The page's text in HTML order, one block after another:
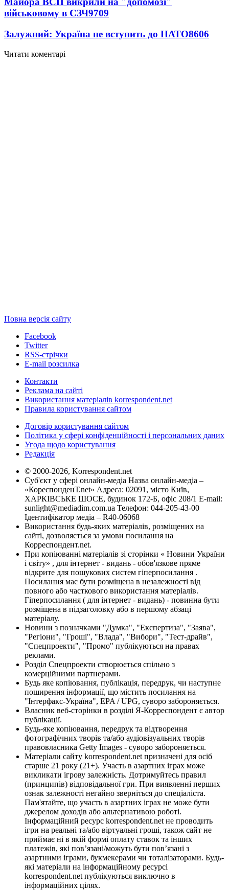
військовому в СЗЧ9709
Залужний: Україна не вступить до НАТО8606
Читати коментарі
Повна версія сайту
Facebook
Twitter
RSS-стрічки
E-mail розсилка
Контакти
Реклама на сайті
Використання матеріалів korrespondent.net
Правила користування сайтом
Договір користування сайтом
Політика у сфері конфіденційності і персональних даних
Угода щодо користування
Редакція
© 2000-2026, Korrespondent.net
Суб'єкт у сфері онлайн-медіа Назва онлайн-медіа –
«КореспонденТ.net» Адреса: 02091, місто Київ,
ХАРКІВСЬКЕ ШОСЕ, будинок 172-Б, офіс 208/1 E-mail:
sunlight@mediadim.com.ua Телефон: 044-205-43-00
Ідентифікатор медіа – R40-06068
Використання будь-яких матеріалів, розміщених на
сайті, дозволяється за умови посилання на
Корреспондент.net.
При копіюванні матеріалів зі сторінки « Новини України
і світу» , для інтернет - видань - обов'язкове пряме
відкрите для пошукових систем гіперпосилання .
Посилання має бути розміщена в незалежності від
повного або часткового використання матеріалів.
Гіперпосилання ( для інтернет - видань) - повинна бути
розміщена в підзаголовку або в першому абзаці
матеріалу.
Новини з позначками "Думка", "Експертиза", "Заява",
"Регіони", "Гроші", "Влада", "Вибори", "Тест-драйв",
"Спецпроекти", "Промо" публікуються на правах
реклами.
Розділ Спецпроекти створюється спільно з
комерційними партнерами.
Будь яке копіювання, публікація, передрук, чи наступне
поширення інформації, що містить посилання на
"Інтерфакс-Україна", EPA / UPG, суворо забороняється.
Власник веб-сторінки в розділі Я-Корреспондент є автор
публікації.
Будь-яке копіювання, передрук та відтворення
фотографічних творів та/або аудіовізуальних творів
правовласника Getty Images - суворо забороняється.
Матеріали сайту korrespondent.net призначені для осіб
старше 21 року (21+). Участь в азартних іграх може
викликати ігрову залежність. Дотримуйтесь правил
(принципів) відповідальної гри. При виявленні перших
ознак залежності негайно зверніться до спеціаліста.
Пам'ятайте, що участь в азартних іграх не може бути
джерелом доходів або альтернативою роботі.
Інформаційний ресурс korrespondent.net не проводить
ігри на реальні та/або віртуальні гроші, також сайт не
приймає ні в якій формі оплату ставок та інших
платежів, які пов’язані/можуть бути пов’язані з
азартними іграми, букмекерами чи тоталізаторами. Будь-
які матеріали на інформаційному ресурсі
korrespondent.net публікуються виключно в
інформаційних цілях.